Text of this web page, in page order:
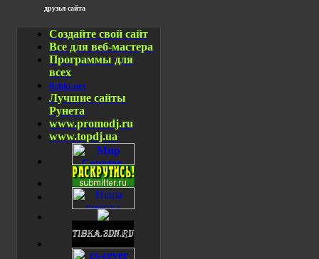
друзья сайта
Создайте свой сайт
Все для веб-мастера
Программы для
всех
fishki.net
Лучшие сайты
Рунета
www.promodj.ru
www.topdj.ua